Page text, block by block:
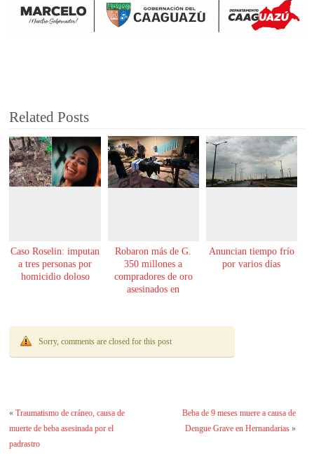
Related Posts
Caso Roselin: imputan
a tres personas por
homicidio doloso
Robaron más de G.
350 millones a
compradores de oro
asesinados en
Anuncian tiempo frío
por varios días
Sorry, comments are closed for this post
«Traumatismo de cráneo, causa de
muerte de beba asesinada por el
padrastro
Beba de 9 meses muere a causa de
Dengue Grave en Hernandarias»